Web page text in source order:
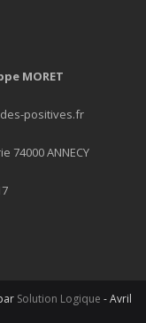
MORET
positives.fr
74000 ANNECY
Solution Logique - Avril